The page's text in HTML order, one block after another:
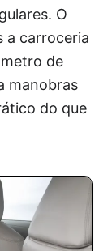
O
a carroceria
de
manobras
do que